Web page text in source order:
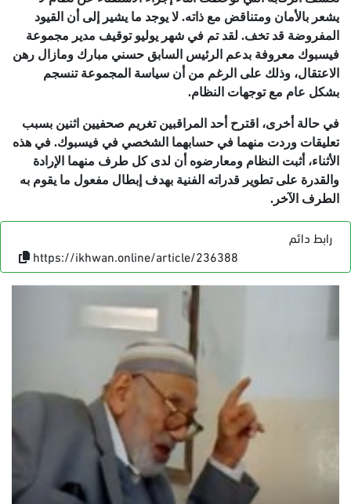
يشعر بالأمان ومتناقض مع ذاته. لا يوجد ما يشير إلى أن القيود
المفروضة قد تخف. لقد تم في شهر يوليو توقيف مدير مجموعة
فيسبوك معروفة بدعم الرئيس السابق حسني مبارك ومازال رهن
الاعتقال، وذلك على الرغم من أن سياسة المجموعة تنسجم
بشكل عام مع توجهات النظام.
في حالة أخرى، اقترح أحد المراقبين تغريم صحفيين اثنين بسبب
تعليقات وردت منهما في حسابهما الشخصي في فيسبوك. في هذه
الأثناء، أثبت النظام ومعارضوه أن لدى كل طرف منهما الإرادة
والقدرة على تطوير قدراته الفنية بهدف إبطال مفعول ما يقوم به
الطرف الآخر.
رابط دائم
https://ikhwan.online/article/236388